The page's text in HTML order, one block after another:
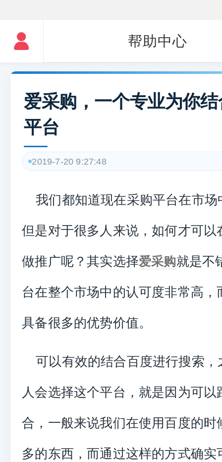
帮助中心
爱采购，一个专业为你
平台
2019-7-20 9:27:48
我们都知道现在采购平台在市场
但是对于很多人来说，如何才可以
做推广呢？其实选择爱采购就是不
台在整个市场中的认可度非常高，
具备很多的优势价值。
可以有效的结合百度进行搜索，
人会选择这个平台，就是因为可以
合，一般来说我们在使用百度的时
多的东西，而通过这样的方式确实